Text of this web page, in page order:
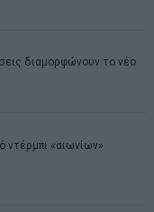
διαμορφώνουν το νέο
«αιωνίων»